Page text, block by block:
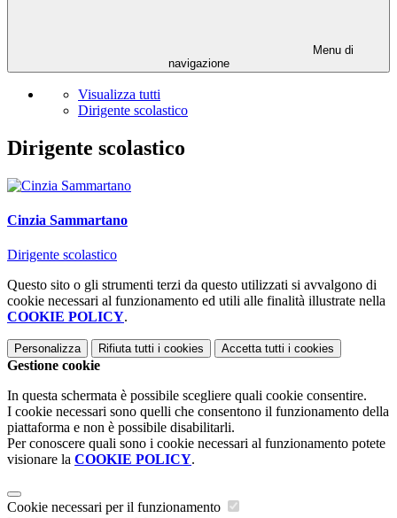
Menu di
navigazione
Visualizza tutti
Dirigente scolastico
Dirigente scolastico
Cinzia Sammartano
Dirigente scolastico
Questo sito o gli strumenti terzi da questo utilizzati si avvalgono di
cookie necessari al funzionamento ed utili alle finalità illustrate nella
COOKIE POLICY.
Personalizza Rifiuta tutti i cookies Accetta tutti i cookies
Gestione cookie
In questa schermata è possibile scegliere quali cookie consentire.
I cookie necessari sono quelli che consentono il funzionamento della
piattaforma e non è possibile disabilitarli.
Per conoscere quali sono i cookie necessari al funzionamento potete
visionare la COOKIE POLICY.
Cookie necessari per il funzionamento